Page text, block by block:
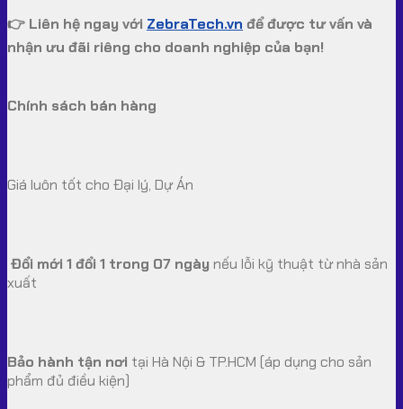
👉 Liên hệ ngay với ZebraTech.vn để được tư vấn và
nhận ưu đãi riêng cho doanh nghiệp của bạn!
Chính sách bán hàng
Giá luôn tốt cho Đại lý, Dự Án
Đổi mới 1 đổi 1 trong 07 ngày nếu lỗi kỹ thuật từ nhà sản
xuất
Bảo hành tận nơi tại Hà Nội & TP.HCM (áp dụng cho sản
phẩm đủ điều kiện)